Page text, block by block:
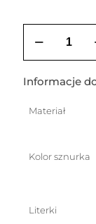
Bransoletka
szczęście
dowolną
wiszącą
Informacje
Materiał
Kolor sznurka
Literki